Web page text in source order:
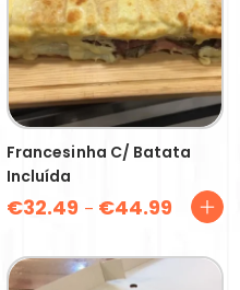
Francesinha C/ Batata
Incluída
€32.49 – €44.99